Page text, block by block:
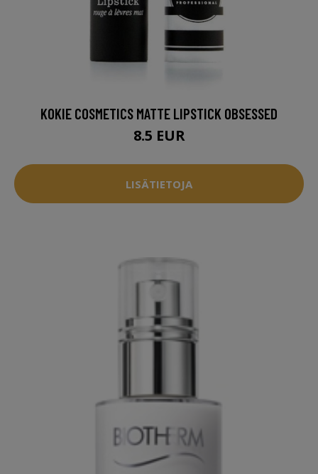
KOKIE COSMETICS MATTE LIPSTICK OBSESSED
8.5 EUR
LISÄTIETOJA